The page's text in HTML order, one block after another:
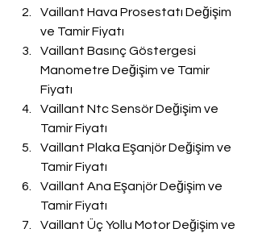
Vaillant Hava Prosestatı Değişim
ve Tamir Fiyatı
Vaillant Basınç Göstergesi
Manometre Değişim ve Tamir
Fiyatı
Vaillant Ntc Sensör Değişim ve
Tamir Fiyatı
Vaillant Plaka Eşanjör Değişim ve
Tamir Fiyatı
Vaillant Ana Eşanjör Değişim ve
Tamir Fiyatı
Vaillant Üç Yollu Motor Değişim ve